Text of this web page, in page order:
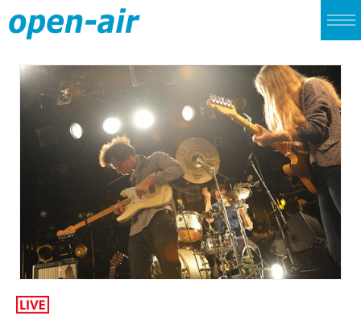
CINEMA
ALBUM
SINGLE
ARCHIVES